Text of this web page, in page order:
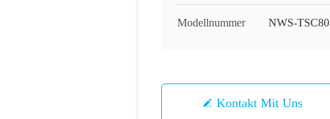
Modellnummer NWS-TSC80
Kontakt Mit Uns